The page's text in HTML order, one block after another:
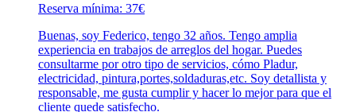
Reserva mínima: 37€
Buenas, soy Federico, tengo 32 años. Tengo amplia
experiencia en trabajos de arreglos del hogar. Puedes
consultarme por otro tipo de servicios, cómo Pladur,
electricidad, pintura,portes,soldaduras,etc. Soy detallista y
responsable, me gusta cumplir y hacer lo mejor para que el
cliente quede satisfecho.